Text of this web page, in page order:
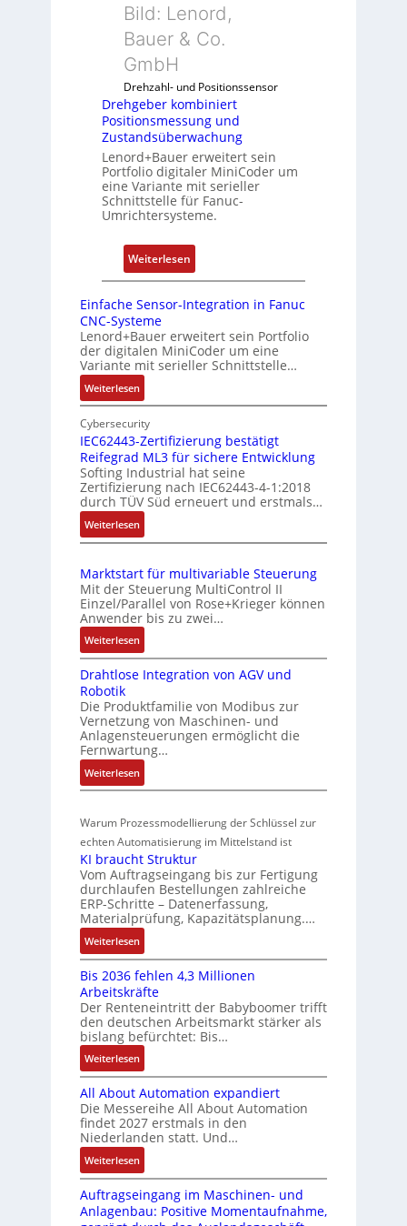
d
u
g
k
o
n
f
i
g
u
e
e
G
a
e
n
R
a
s
p
e
r
y
i
e
m
b
i
i
e
r
t
P
o
s
i
i
o
e
s
s
u
n
n
d
Z
u
t
a
n
d
s
r
a
c
h
u
Bild: Lenord,
Bauer & Co.
GmbH
Drehzahl- und Positionssensor
Drehgeber kombiniert
Positionsmessung und
Zustandsüberwachung
Lenord+Bauer erweitert sein
Portfolio digitaler MiniCoder um
eine Variante mit serieller
Schnittstelle für Fanuc-
Umrichtersysteme.
Weiterlesen:
D
h
g
e
e
k
o
m
b
n
e
r
t
o
s
t
i
s
e
s
s
u
n
g
n
d
Z
u
s
a
n
d
s
b
e
r
Einfache Sensor-Integration in Fanuc
CNC-Systeme
Lenord+Bauer erweitert sein Portfolio
der digitalen MiniCoder um eine
Variante mit serieller Schnittstelle…
Weiterlesen:
E
i
n
a
c
h
e
S
n
s
o
r
-
I
n
e
g
r
t
o
i
n
F
a
n
u
c
C
N
C
-
S
y
s
t
e
m
e
Cybersecurity
IEC62443-Zertifizierung bestätigt
Reifegrad ML3 für sichere Entwicklung
Softing Industrial hat seine
Zertifizierung nach IEC62443-4-1:2018
durch TÜV Süd erneuert und erstmals…
Weiterlesen:
I
C
6
2
4
4
3
-
e
r
t
u
n
g
b
e
s
t
ä
t
i
g
t
R
e
i
f
e
g
r
a
Marktstart für multivariable Steuerung
Mit der Steuerung MultiControl II
Einzel/Parallel von Rose+Krieger können
Anwender bis zu zwei…
Weiterlesen:
M
a
k
t
s
t
a
r
f
ü
r
m
u
l
v
a
r
i
a
b
l
e
S
t
e
u
e
r
u
Drahtlose Integration von AGV und
Robotik
Die Produktfamilie von Modibus zur
Vernetzung von Maschinen- und
Anlagensteuerungen ermöglicht die
Fernwartung…
Weiterlesen:
D
a
h
t
l
o
s
e
I
n
t
e
g
r
a
t
i
o
n
v
o
n
G
V
Warum Prozessmodellierung der Schlüssel zur
echten Automatisierung im Mittelstand ist
KI braucht Struktur
Vom Auftragseingang bis zur Fertigung
durchlaufen Bestellungen zahlreiche
ERP-Schritte – Datenerfassung,
Materialprüfung, Kapazitätsplanung.…
Weiterlesen:
K
I
b
r
a
u
c
h
t
S
t
r
u
k
t
u
Bis 2036 fehlen 4,3 Millionen
Arbeitskräfte
Der Renteneintritt der Babyboomer trifft
den deutschen Arbeitsmarkt stärker als
bislang befürchtet: Bis…
Weiterlesen:
B
i
s
2
0
3
6
f
e
All About Automation expandiert
Die Messereihe All About Automation
findet 2027 erstmals in den
Niederlanden statt. Und…
Weiterlesen:
A
l
l
Auftragseingang im Maschinen- und
Anlagenbau: Positive Momentaufnahme,